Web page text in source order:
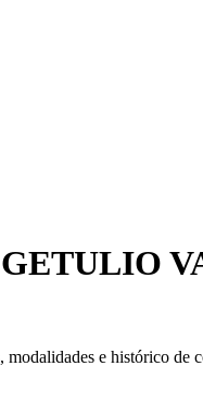
e histórico de